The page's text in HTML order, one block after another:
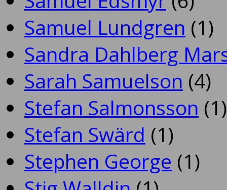
Samuel Lundgren (1)
Sandra Dahlberg
Sarah Samuelson (4)
Stefan Salmonsson (1)
Stefan Swärd (1)
Stephen George (1)